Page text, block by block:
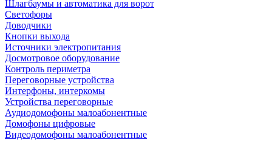
Шлагбаумы и автоматика для ворот
Светофоры
Доводчики
Кнопки выхода
Источники электропитания
Досмотровое оборудование
Контроль периметра
Переговорные устройства
Интерфоны, интеркомы
Устройства переговорные
Аудиодомофоны малоабонентные
Домофоны цифровые
Видеодомофоны малоабонентные